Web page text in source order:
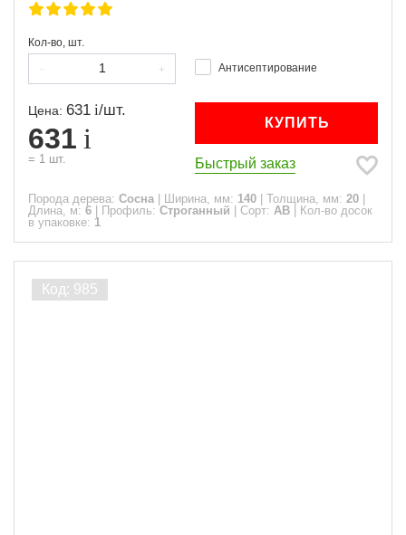
Кол-во, шт.
Антисептирование
Цена: 631 /шт.
631
= 1 шт.
КУПИТЬ
Быстрый заказ
Порода дерева: Сосна Ширина, мм: 140 Толщина, мм: 20
Длина, м: 6 Профиль: Строганный Сорт: АВ
Кол-во досок
в упаковке: 1